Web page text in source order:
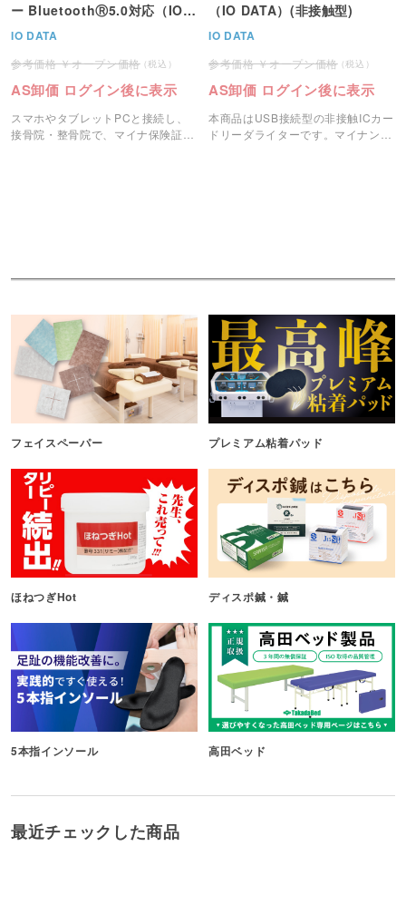
ー BluetoothⓇ5.0対応（IO
DATA）
IO DATA
オープン価格
AS卸価 ログイン後に表示
スマホやタブレットPCと接続し、
接骨院・整骨院で、マイナ保険証確
（IO DATA）(非接触型)
IO DATA
オープン価格
AS卸価 ログイン後に表示
本商品はUSB接続型の非接触ICカー
ドリーダライターです。マイナンバ
フェイスペーパー プレミアム粘着パッド
ほねつぎHot ディスポ鍼・鍼
5本指インソール 高田ベッド
最近チェックした商品